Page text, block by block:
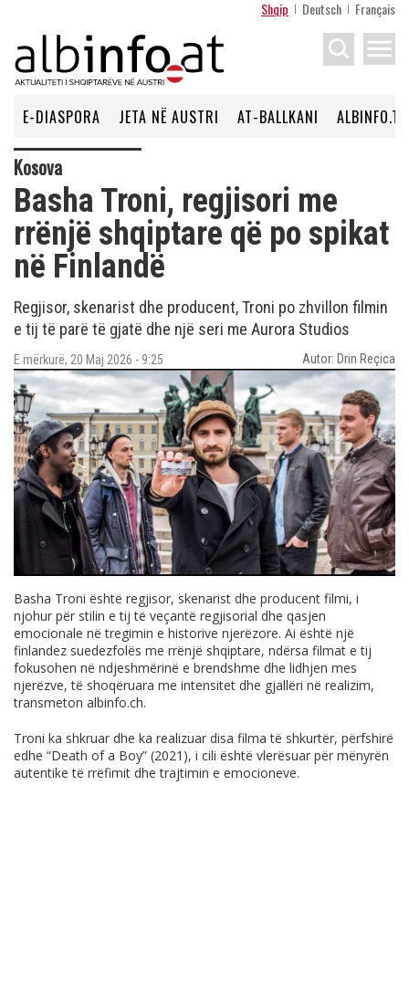
Shqip Deutsch Français
menu
E-DIASPORA JETA NË AUSTRI AT-BALLKANI ALBINFO.TV
Kosova
Basha Troni, regjisori me
rrënjë shqiptare që po spikat
në Finlandë
Regjisor, skenarist dhe producent, Troni po zhvillon filmin
e tij të parë të gjatë dhe një seri me Aurora Studios
E mërkurë, 20 Maj 2026 - 9:25 Autor: Drin Reçica
Basha Troni është regjisor, skenarist dhe producent filmi, i
njohur për stilin e tij të veçantë regjisorial dhe qasjen
emocionale në tregimin e historive njerëzore. Ai është një
finlandez suedezfolës me rrënjë shqiptare, ndërsa filmat e tij
fokusohen në ndjeshmërinë e brendshme dhe lidhjen mes
njerëzve, të shoqëruara me intensitet dhe gjallëri në realizim,
transmeton albinfo.ch.
Troni ka shkruar dhe ka realizuar disa filma të shkurtër, përfshirë
edhe “Death of a Boy” (2021), i cili është vlerësuar për mënyrën
autentike të rrëfimit dhe trajtimin e emocioneve.